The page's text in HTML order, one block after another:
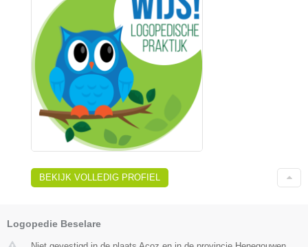
BEKIJK VOLLEDIG PROFIEL
Logopedie Beselare